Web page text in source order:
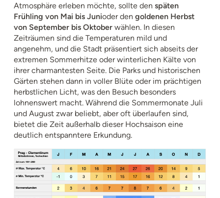
Atmosphäre erleben möchte, sollte den späten
Frühling von Mai bis Junioder den goldenen Herbst
von September bis Oktober wählen. In diesen
Zeiträumen sind die Temperaturen mild und
angenehm, und die Stadt präsentiert sich abseits der
extremen Sommerhitze oder winterlichen Kälte von
ihrer charmantesten Seite. Die Parks und historischen
Gärten stehen dann in voller Blüte oder im prächtigen
herbstlichen Licht, was den Besuch besonders
lohnenswert macht. Während die Sommermonate Juli
und August zwar beliebt, aber oft überlaufen sind,
bietet die Zeit außerhalb dieser Hochsaison eine
deutlich entspanntere Erkundung.